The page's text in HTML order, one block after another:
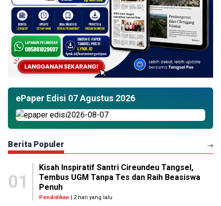
ePaper Edisi 07 Agustus 2026
Berita Populer
01
Kisah Inspiratif Santri Cireundeu Tangsel,
Tembus UGM Tanpa Tes dan Raih Beasiswa
Penuh
Pendidikan | 2 hari yang lalu